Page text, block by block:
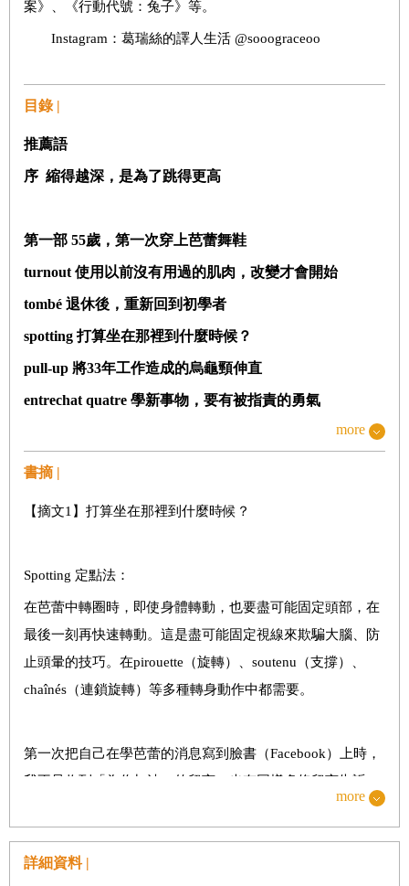
案》、《行動代號：兔子》等。
Instagram：葛瑞絲的譯人生活 @sooograceoo
目錄 |
推薦語
序 縮得越深，是為了跳得更高
第一部 55歲，第一次穿上芭蕾舞鞋
turnout 使用以前沒有用過的肌肉，改變才會開始
tombé 退休後，重新回到初學者
spotting 打算坐在那裡到什麼時候？
pull-up 將33年工作造成的烏龜頸伸直
entrechat quatre 學新事物，要有被指責的勇氣
port de bras 芭蕾，是用全身在說話
coordination 別在臉上透露腿正在做的事情
arabesque 優雅卻堅定地活下去
第三部 專注在自己身上的方法
more
書摘 |
【摘文1】打算坐在那裡到什麼時候？
Spotting 定點法：
在芭蕾中轉圈時，即使身體轉動，也要盡可能固定頭部，在
最後一刻再快速轉動。這是盡可能固定視線來欺騙大腦、防
止頭暈的技巧。在pirouette（旋轉）、soutenu（支撐）、
chaînés（連鎖旋轉）等多種轉身動作中都需要。
第一次把自己在學芭蕾的消息寫到臉書（Facebook）上時，
我不只收到「為你加油」的留言，也有同樣多條留言告訴
我：「你已經有年紀了，小心不要受傷。」看著那些字句，
些人眼中，是那種做些新嘗試就很容易受傷的人。
more
詳細資料 |